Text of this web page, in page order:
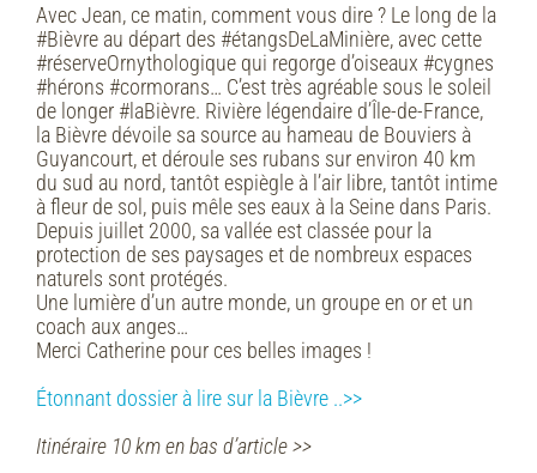
Avec Jean, ce matin, comment vous dire ? Le long de la
#Bièvre au départ des #étangsDeLaMinière, avec cette
#réserveOrnythologique qui regorge d’oiseaux #cygnes
#hérons #cormorans… C’est très agréable sous le soleil
de longer #laBièvre. Rivière légendaire d’Île-de-France,
la Bièvre dévoile sa source au hameau de Bouviers à
Guyancourt, et déroule ses rubans sur environ 40 km
du sud au nord, tantôt espiègle à l’air libre, tantôt intime
à fleur de sol, puis mêle ses eaux à la Seine dans Paris.
Depuis juillet 2000, sa vallée est classée pour la
protection de ses paysages et de nombreux espaces
naturels sont protégés.
Une lumière d’un autre monde, un groupe en or et un
coach aux anges…
Merci Catherine pour ces belles images !
Étonnant dossier à lire sur la Bièvre ..>>
Itinéraire 10 km en bas d’article >>